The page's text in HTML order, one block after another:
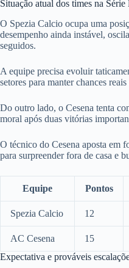
Situação atual dos times na
O Spezia Calcio ocupa uma
desempenho ainda instável,
seguidos.
A equipe precisa evoluir
setores para manter chances
Do outro lado, o Cesena tenta
moral após duas vitórias
O técnico do Cesena aposta em
para surpreender fora de casa e
Equipe Pontos
Spezia Calcio 12
AC Cesena 15
Expectativa e prováveis